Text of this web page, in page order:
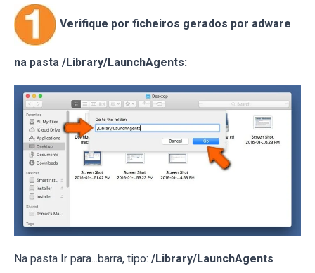
Verifique por ficheiros gerados por adware
na pasta /Library/LaunchAgents:
Na pasta Ir para...barra, tipo: /Library/LaunchAgents